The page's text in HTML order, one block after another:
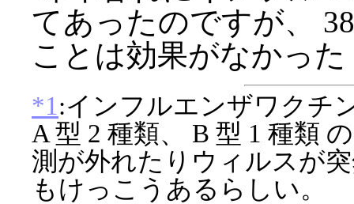
てあったのですが、
ことは効果がなかった
*1 :インフルエンザワクチ
A 型 2 種類、 B 型 1 種類
測が外れたりウィルスが
もけっこうあるらしい。